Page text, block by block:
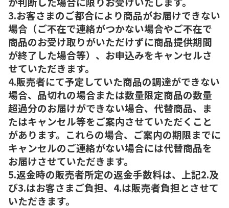
3.お客さまのご都合により商品がお届けできない
場合（ご不在で連絡がつかない場合やご不在で
商品のお受け取りがいただけずに商品提供期間
が終了した場合等）、お申込みをキャンセルさ
せていただきます。
4.販売者にて予定していた商品の調達ができない
場合、品切れの場合または数量限定商品の数量
超過分のお届けができない場合、代替商品、ま
たはキャンセル等をご案内させていただくこと
があります。これらの場合、ご案内の期限までに
キャンセルのご連絡がない場合には代替商品を
お届けさせていただきます。
5.返金時の販売者所定の返金手数料は、上記2.及
び3.はお客さまご負担、4.は販売者負担とさせて
いただきます。